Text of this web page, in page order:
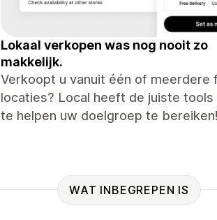
Lokaal verkopen was nog nooit zo
makkelijk.
Verkoopt u vanuit één of meerdere
locaties? Local heeft de juiste tools
te helpen uw doelgroep te bereiken!
WAT INBEGREPEN IS